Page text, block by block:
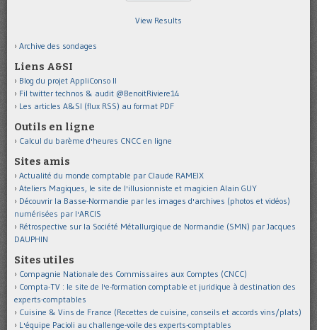
View Results
Archive des sondages
Liens A&SI
Blog du projet AppliConso II
Fil twitter technos & audit @BenoitRiviere14
Les articles A&SI (flux RSS) au format PDF
Outils en ligne
Calcul du barème d'heures CNCC en ligne
Sites amis
Actualité du monde comptable par Claude RAMEIX
Ateliers Magiques, le site de l'illusionniste et magicien Alain GUY
Découvrir la Basse-Normandie par les images d'archives (photos et vidéos)
numérisées par l'ARCIS
Rétrospective sur la Société Métallurgique de Normandie (SMN) par Jacques
DAUPHIN
Sites utiles
Compagnie Nationale des Commissaires aux Comptes (CNCC)
Compta-TV : le site de l'e-formation comptable et juridique à destination des
experts-comptables
Cuisine & Vins de France (Recettes de cuisine, conseils et accords vins/plats)
L'équipe Pacioli au challenge-voile des experts-comptables